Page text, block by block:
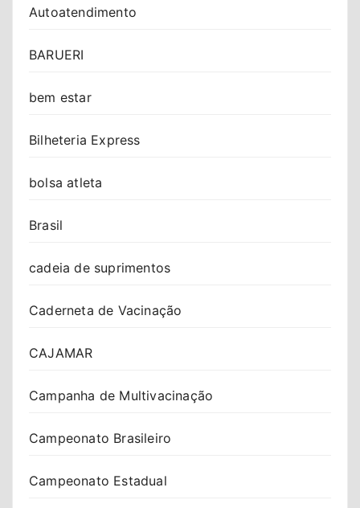
Autoatendimento
BARUERI
bem estar
Bilheteria Express
bolsa atleta
Brasil
cadeia de suprimentos
Caderneta de Vacinação
CAJAMAR
Campanha de Multivacinação
Campeonato Brasileiro
Campeonato Estadual